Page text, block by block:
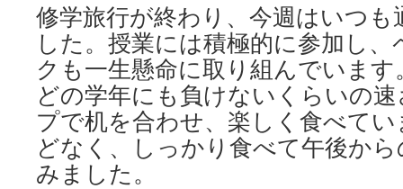
修学旅行が終わり、今週はいつ
した。授業には積極的に参加し
クも一生懸命に取り組んでいま
どの学年にも負けないくらいの
プで机を合わせ、楽しく食べて
どなく、しっかり食べて午後か
みました。